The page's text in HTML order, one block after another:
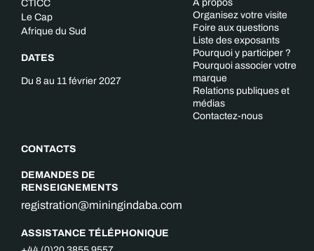
CTICC
Le Cap
Afrique du Sud
DATES
Du 8 au 11 février 2027
CONTACTS
DEMANDES DE
RENSEIGNEMENTS
registration@miningindaba.com
ASSISTANCE TÉLÉPHONIQUE
Organisez votre visite
Foire aux questions
Liste des exposants
Pourquoi y participer ?
Pourquoi associer votre
marque
Relations publiques et
médias
Contactez-nous